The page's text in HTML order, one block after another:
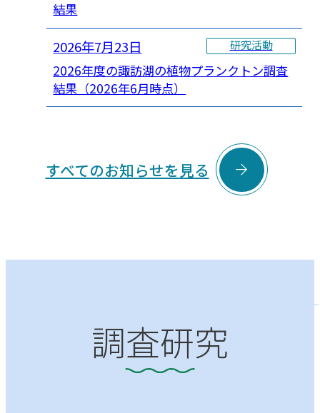
結果
2026年7月23日 研究活動
2026年度の諏訪湖の植物プランクトン調査
結果（2026年6月時点）
すべてのお知らせを見る 
調査研究